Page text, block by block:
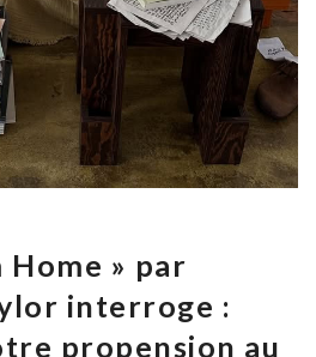
» par
interroge :
propension au